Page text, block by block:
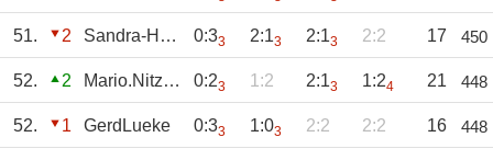
51. 2 Sandra-Hemges 0:33 2:13 2:13 2:2 17 450
52. 2 Mario.Nitzsche 0:23 1:2 2:13 1:24 21 448
52. 1 GerdLueke 0:33 1:03 2:2 2:2 16 448